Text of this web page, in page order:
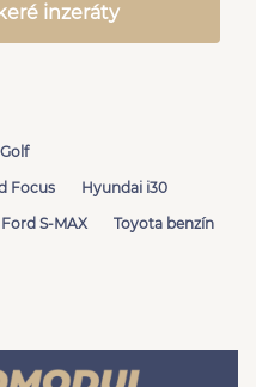
inzeráty
Focus
Hyundai i30
Ford S-MAX
Toyota benzín